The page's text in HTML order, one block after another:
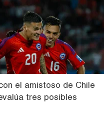
el amistoso de Chile
tres posibles